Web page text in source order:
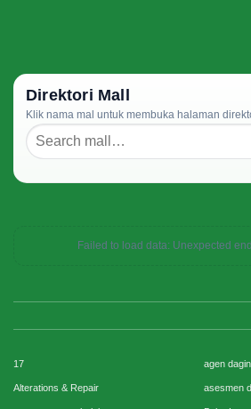
Direktori Mall
Klik nama mal untuk membuka halaman
Failed to load data: Unexpected
17 agen
Alterations & Repair asesmen